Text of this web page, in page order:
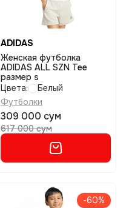
ADIDAS
Женская футболка
ADIDAS ALL SZN Tee
размер s
Цвета:
Белый
Футболки
309 000 сум
617 000 сум
-60%